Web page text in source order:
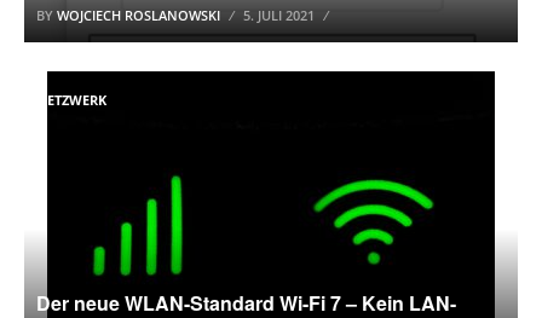
BY WOJCIECH ROSLANOWSKI 5. JULI 2021
NETZWERK
Der neue WLAN-Standard Wi-Fi 7 – Kein LAN-